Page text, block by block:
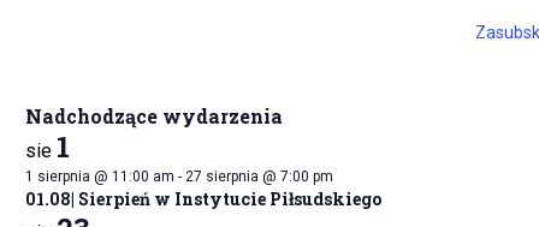
Nadchodzące wydarzenia
sie 1
1 sierpnia @ 11:00 am - 27 sierpnia @ 7:00 pm
01.08| Sierpień w Instytucie Piłsudskiego